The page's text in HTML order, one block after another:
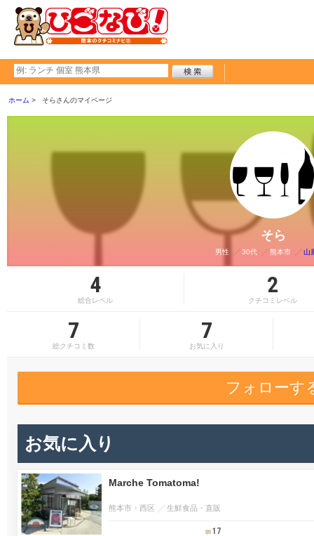
ホーム そらさんのマイページ
そら
男性 30代 熊本市 山
4
総合レベル
2
クチコミレベル
7
総クチコミ数
7
お気に入り
フォローす
お気に入り
Marche Tomatoma!
熊本市・西区 生鮮食品・直販
17